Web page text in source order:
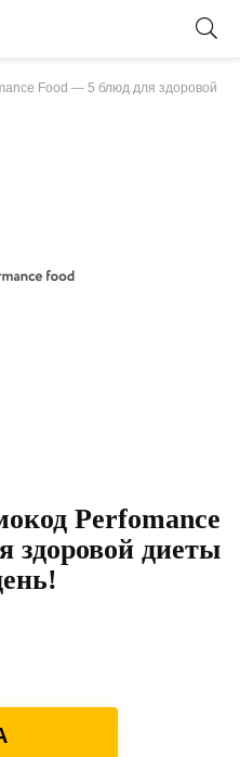
Food — 5 блюд для здоровой
Perfomance
здоровой диеты